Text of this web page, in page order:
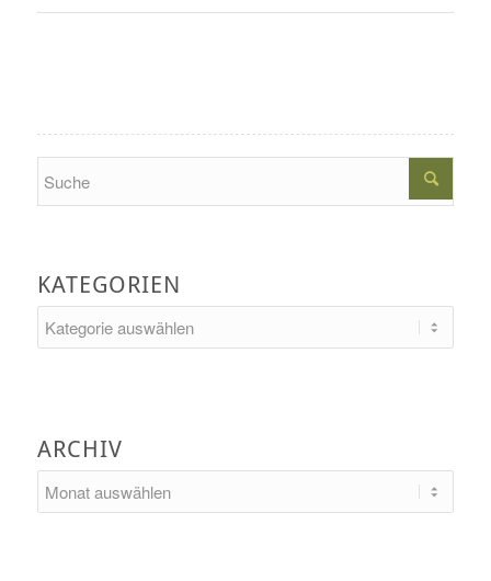
KATEGORIEN
ARCHIV